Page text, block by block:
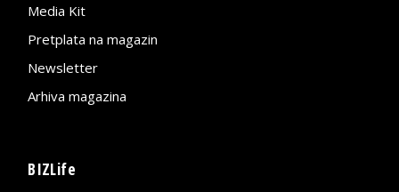
Media Kit
Pretplata na magazin
Newsletter
Arhiva magazina
BIZLife